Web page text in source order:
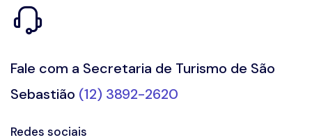
Fale com a Secretaria de Turismo de São
Sebastião (12) 3892-2620
Redes sociais